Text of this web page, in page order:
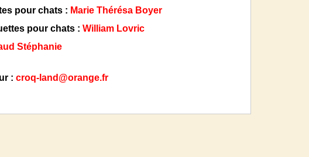
pour chats : Marie Thérésa Boyer
pour chats : William Lovric
Stéphanie
: croq-land@orange.fr